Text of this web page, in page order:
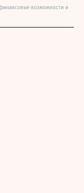
возможности и